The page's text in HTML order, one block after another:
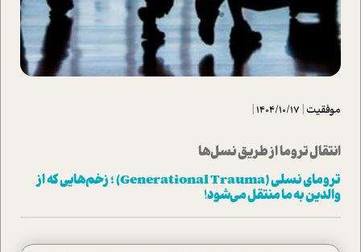
موفقیت|
1404/10/17
|
انتقال تروما از طریق نسل‌ها
ترومای نسلی (Generational Trauma) ؛ زخم‌هایی که از
والدین به ما منتقل می‌شود!